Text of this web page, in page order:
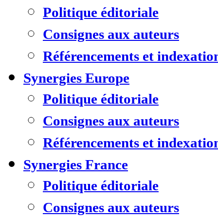
Politique éditoriale
Consignes aux auteurs
Référencements et
Synergies Europe
Politique éditoriale
Consignes aux auteurs
Référencements et
Synergies France
Politique éditoriale
Consignes aux auteurs